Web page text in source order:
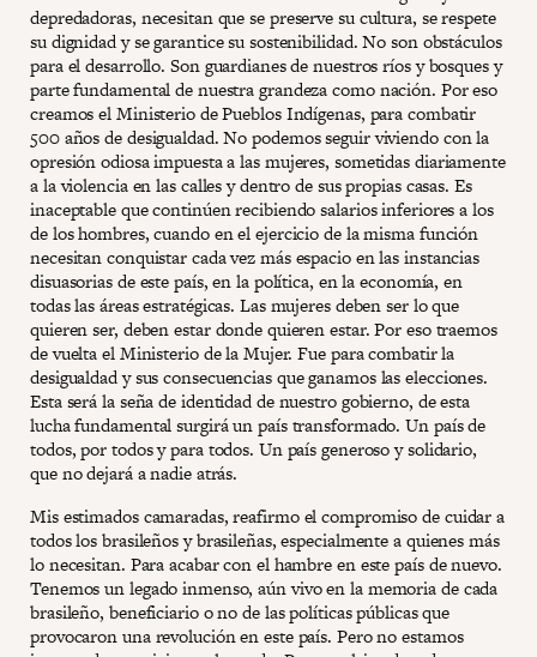
depredadoras, necesitan que se preserve su cultura, se respete
su dignidad y se garantice su sostenibilidad. No son obstáculos
para el desarrollo. Son guardianes de nuestros ríos y bosques y
parte fundamental de nuestra grandeza como nación. Por eso
creamos el Ministerio de Pueblos Indígenas, para combatir
500 años de desigualdad. No podemos seguir viviendo con la
opresión odiosa impuesta a las mujeres, sometidas diariamente
a la violencia en las calles y dentro de sus propias casas. Es
inaceptable que continúen recibiendo salarios inferiores a los
de los hombres, cuando en el ejercicio de la misma función
necesitan conquistar cada vez más espacio en las instancias
disuasorias de este país, en la política, en la economía, en
todas las áreas estratégicas. Las mujeres deben ser lo que
quieren ser, deben estar donde quieren estar. Por eso traemos
de vuelta el Ministerio de la Mujer. Fue para combatir la
desigualdad y sus consecuencias que ganamos las elecciones.
Esta será la seña de identidad de nuestro gobierno, de esta
lucha fundamental surgirá un país transformado. Un país de
todos, por todos y para todos. Un país generoso y solidario,
que no dejará a nadie atrás.
Mis estimados camaradas, reafirmo el compromiso de cuidar a
todos los brasileños y brasileñas, especialmente a quienes más
lo necesitan. Para acabar con el hambre en este país de nuevo.
Tenemos un legado inmenso, aún vivo en la memoria de cada
brasileño, beneficiario o no de las políticas públicas que
provocaron una revolución en este país. Pero no estamos